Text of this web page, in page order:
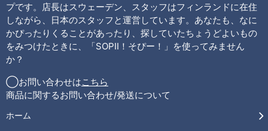
プです。店長はスウェーデン、スタッフはフィンランドに在住
しながら、日本のスタッフと運営しています。あなたも、なに
かぴったりくることがあったり、探していたちょうどよいもの
をみつけたときに、「SOPII！そぴー！」を使ってみません
か？
◯お問い合わせはこちら
商品に関するお問い合わせ/発送について
ホーム